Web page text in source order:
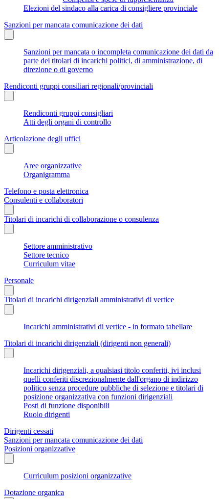
Elezioni del sindaco alla carica di consigliere provinciale
Sanzioni per mancata comunicazione dei dati
Sanzioni per mancata o incompleta comunicazione dei dati da
parte dei titolari di incarichi politici, di amministrazione, di
direzione o di governo
Rendiconti gruppi consiliari regionali/provinciali
Rendiconti gruppi consigliari
Atti degli organi di controllo
Articolazione degli uffici
Aree organizzative
Organigramma
Telefono e posta elettronica
Consulenti e collaboratori
Titolari di incarichi di collaborazione o consulenza
Settore amministrativo
Settore tecnico
Curriculum vitae
Personale
Titolari di incarichi dirigenziali amministrativi di vertice
Incarichi amministrativi di vertice - in formato tabellare
Titolari di incarichi dirigenziali (dirigenti non generali)
Incarichi dirigenziali, a qualsiasi titolo conferiti, ivi inclusi
quelli conferiti discrezionalmente dall'organo di indirizzo
politico senza procedure pubbliche di selezione e titolari di
posizione organizzativa con funzioni dirigenziali
Posti di funzione disponibili
Ruolo dirigenti
Dirigenti cessati
Sanzioni per mancata comunicazione dei dati
Posizioni organizzative
Curriculum posizioni organizzative
Dotazione organica